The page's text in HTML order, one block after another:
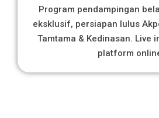
Program pendampingan
eksklusif, persiapan lulus
Tamtama & Kedinasan. Live
platform